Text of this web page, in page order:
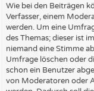
Wie bei den Beiträgen
Verfasser, einem
werden. Um eine
des Themas; dieser ist
niemand eine Stimme
Umfrage löschen oder
schon ein Benutzer
von Moderatoren oder